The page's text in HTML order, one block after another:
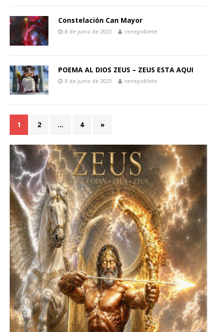
Constelación Can Mayor
8 de junio de 2023 renepoblete
POEMA AL DIOS ZEUS – ZEUS ESTA AQUI
8 de junio de 2023 renepoblete
1 2 … 4 »